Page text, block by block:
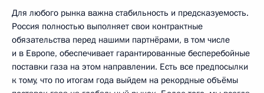
Для любого рынка важна стабильность и предсказуемость.
Россия полностью выполняет свои контрактные
обязательства перед нашими партнёрами, в том числе
и в Европе, обеспечивает гарантированные бесперебойные
поставки газа на этом направлении. Есть все предпосылки
к тому, что по итогам года выйдем на рекордные объёмы